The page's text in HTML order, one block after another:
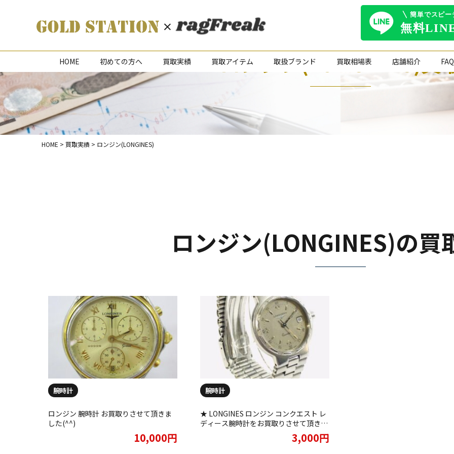
HOME 初めての方へ 買取実績 買取アイテム 取扱ブランド 買取相場表 店舗紹介 FAQ
ロンジン(LONGINES)買
HOME > 買取実績 > ロンジン(LONGINES)
ロンジン(LONGINES)の買
腕時計
ロンジン 腕時計 お買取りさせて頂きま
した(^^)
10,000円
腕時計
★ LONGINES ロンジン コンクエスト レ
ディース腕時計をお買取りさせて頂きま
3,000円